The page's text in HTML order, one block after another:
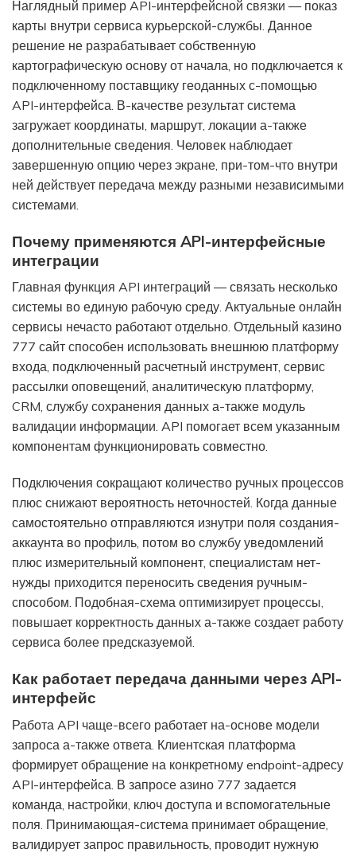
Наглядный пример API-интерфейсной связки — показ
карты внутри сервиса курьерской-службы. Данное
решение не разрабатывает собственную
картографическую основу от начала, но подключается к
подключенному поставщику геоданных с-помощью
API-интерфейса. В-качестве результат система
загружает координаты, маршрут, локации а-также
дополнительные сведения. Человек наблюдает
завершенную опцию через экране, при-том-что внутри
ней действует передача между разными независимыми
системами.
Почему применяются API-интерфейсные
интеграции
Главная функция API интеграций — связать несколько
системы во единую рабочую среду. Актуальные онлайн
сервисы нечасто работают отдельно. Отдельный казино
777 сайт способен использовать внешнюю платформу
входа, подключенный расчетный инструмент, сервис
рассылки оповещений, аналитическую платформу,
CRM, службу сохранения данных а-также модуль
валидации информации. API помогает всем указанным
компонентам функционировать совместно.
Подключения сокращают количество ручных процессов
плюс снижают вероятность неточностей. Когда данные
самостоятельно отправляются изнутри поля создания-
аккаунта во профиль, потом во службу уведомлений
плюс измерительный компонент, специалистам нет-
нужды приходится переносить сведения ручным-
способом. Подобная-схема оптимизирует процессы,
повышает корректность данных а-также создает работу
сервиса более предсказуемой.
Как работает передача данными через API-
интерфейс
Работа API чаще-всего работает на-основе модели
запроса а-также ответа. Клиентская платформа
формирует обращение на конкретному endpoint-адресу
API-интерфейса. В запросе азино 777 задается
команда, настройки, ключ доступа и вспомогательные
поля. Принимающая-система принимает обращение,
валидирует запрос правильность, проводит нужную